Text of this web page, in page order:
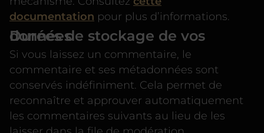
documentation pour plus d’informations.
Durées de stockage de vos données
Si vous laissez un commentaire, le
commentaire et ses métadonnées sont
conservés indéfiniment. Cela permet de
reconnaître et approuver automatiquement
les commentaires suivants au lieu de les